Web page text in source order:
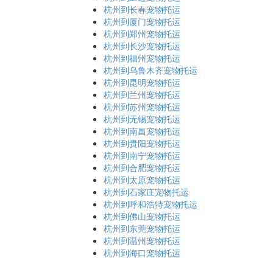
杭州到长春宠物托运
杭州到厦门宠物托运
杭州到郑州宠物托运
杭州到长沙宠物托运
杭州到福州宠物托运
杭州到乌鲁木齐宠物托运
杭州到昆明宠物托运
杭州到兰州宠物托运
杭州到苏州宠物托运
杭州到无锡宠物托运
杭州到南昌宠物托运
杭州到贵阳宠物托运
杭州到南宁宠物托运
杭州到合肥宠物托运
杭州到太原宠物托运
杭州到石家庄宠物托运
杭州到呼和浩特宠物托运
杭州到佛山宠物托运
杭州到东莞宠物托运
杭州到温州宠物托运
杭州到海口宠物托运